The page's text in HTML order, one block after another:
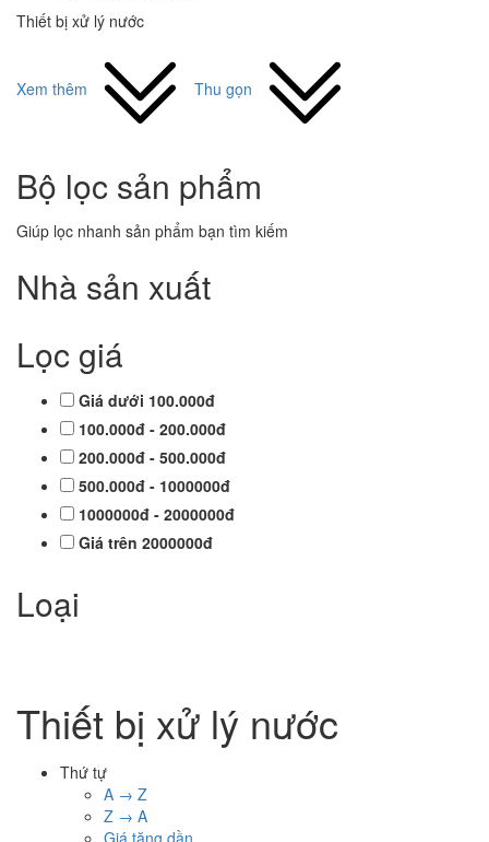
Thiết bị xử lý nước
Xem thêm Thu gọn
Bộ lọc sản phẩm
Giúp lọc nhanh sản phẩm bạn tìm kiếm
Nhà sản xuất
Lọc giá
Giá dưới 100.000đ
100.000đ - 200.000đ
200.000đ - 500.000đ
500.000đ - 1000000đ
1000000đ - 2000000đ
Giá trên 2000000đ
Loại
Thiết bị xử lý nước
Thứ tự
A → Z
Z → A
Giá tăng dần